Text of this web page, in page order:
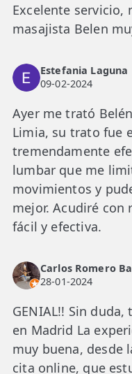
Excelente servicio,
masajista Belen
Estefania Laguna
09-02-2024
Ayer me trató
Limia, su trato fue
tremendamente
lumbar que me
movimientos y
mejor. Acudiré con
fácil y efectiva.
Carlos Romero
28-01-2024
GENIAL!! Sin
en Madrid La
muy buena, desde
cita online, que